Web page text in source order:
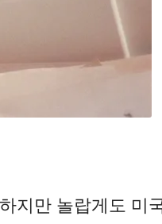
지만 놀랍게도 미